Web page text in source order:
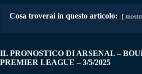
Cosa troverai in questo articolo:
IL PRONOSTICO DI ARSENAL –
PREMIER LEAGUE – 3/5/2025